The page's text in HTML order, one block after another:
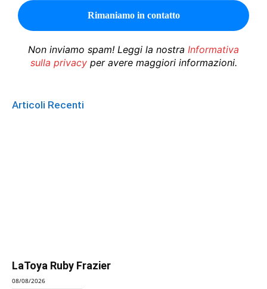
Non inviamo spam! Leggi la nostra Informativa
sulla privacyper avere maggiori informazioni.
Articoli Recenti
LaToya Ruby Frazier
08/08/2026